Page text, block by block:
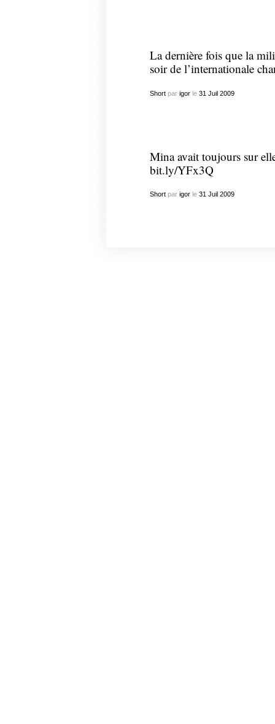
La dernière fois que la
soir de l’internationale
Shortpar igorle 31 Juil 2009
Mina avait toujours sur
bit.ly/YFx3Q
Shortpar igorle 31 Juil 2009